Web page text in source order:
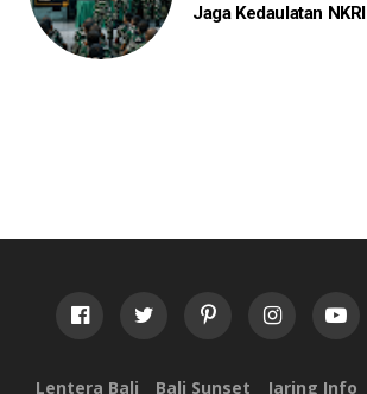
Jaga Kedaulatan NKRI
Lentera Bali Bali Sunset Jaring Info